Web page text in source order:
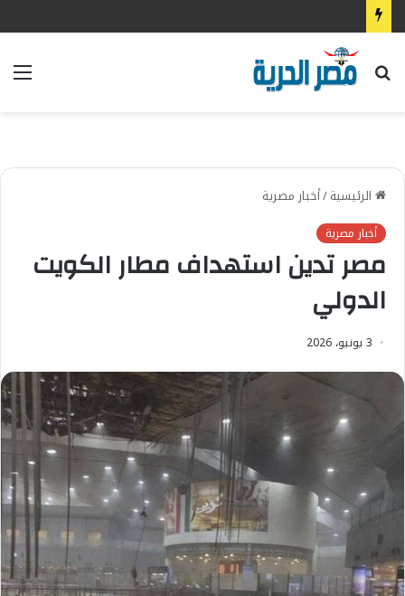
بحث
الرئيسية/أخبار مصرية
أخبار مصرية
مصر تدين استهداف مطار الكويت
الدولي
3 يونيو، 2026